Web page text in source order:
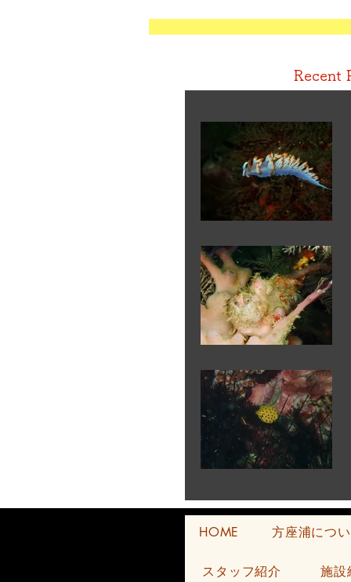
Recent
HOME 方座浦につ
スタッフ紹介 施設